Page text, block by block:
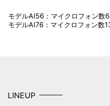
モデルAI56：マイクロフォン数
モデルAI76：マイクロフォン数
LINEUP